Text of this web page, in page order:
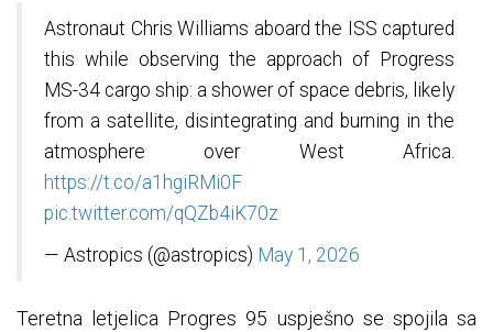
Astronaut Chris Williams aboard the ISS captured
this while observing the approach of Progress
MS-34 cargo ship: a shower of space debris, likely
from a satellite, disintegrating and burning in the
atmosphere over West Africa.
https://t.co/a1hgiRMi0F
pic.twitter.com/qQZb4iK70z
— Astropics (@astropics) May 1, 2026
Teretna letjelica Progres 95 uspješno se spojila sa